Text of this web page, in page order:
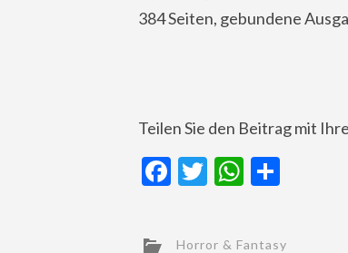
384 Seiten, gebundene
Teilen Sie den Beitrag mit
Facebook
Twitter
Horror & Fantasy